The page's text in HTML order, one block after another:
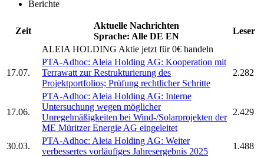
Berichte
Zeit
Aktuelle Nachrichten
Sprache: Alle DE EN
Leser
ALEIA HOLDING Aktie jetzt für 0€ handeln
17.07.
PTA-Adhoc: Aleia Holding AG: Kooperation mit
Terrawatt zur Restrukturierung des
Projektportfolios; Prüfung rechtlicher Schritte
2.282
17.06.
PTA-Adhoc: Aleia Holding AG: Interne
Untersuchung wegen möglicher
Unregelmäßigkeiten bei Wind-/Solarprojekten der
ME Müritzer Energie AG eingeleitet
2.429
30.03.
PTA-Adhoc: Aleia Holding AG: Weiter
verbessertes vorläufiges Jahresergebnis 2025
1.488